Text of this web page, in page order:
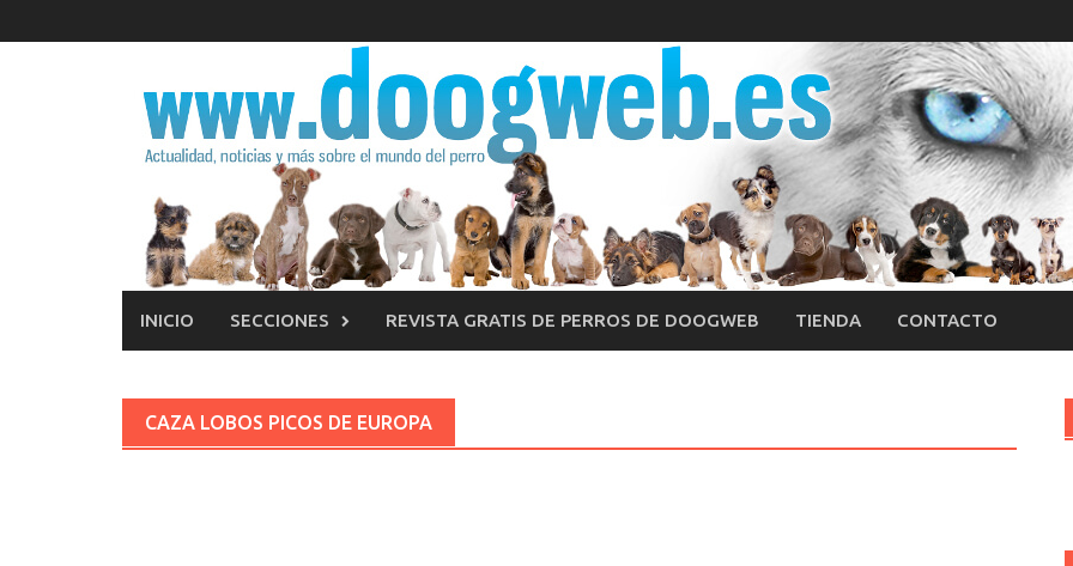
al
INICIO SECCIONES REVISTA GRATIS DE PERROS DE DOOGWEB TIENDA CONTACTO
CAZA LOBOS PICOS DE EUROPA